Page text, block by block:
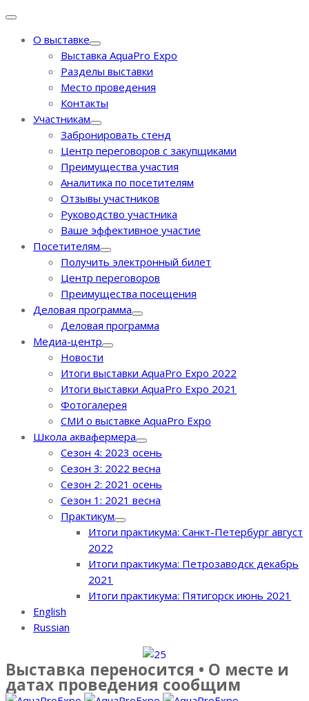
О выставке
Выставка AquaPro Expo
Разделы выставки
Место проведения
Контакты
Участникам
Забронировать стенд
Центр переговоров с закупщиками
Преимущества участия
Аналитика по посетителям
Отзывы участников
Руководство участника
Ваше эффективное участие
Посетителям
Получить электронный билет
Центр переговоров
Преимущества посещения
Деловая программа
Деловая программа
Медиа-центр
Новости
Итоги выставки AquaPro Expo 2022
Итоги выставки AquaPro Expo 2021
Фотогалерея
СМИ о выставке AquaPro Expo
Школа аквафермера
Сезон 4: 2023 осень
Сезон 3: 2022 весна
Сезон 2: 2021 осень
Сезон 1: 2021 весна
Практикум
Итоги практикума: Санкт-Петербург август
2022
Итоги практикума: Петрозаводск декабрь
2021
Итоги практикума: Пятигорск июнь 2021
English
Russian
Выставка переносится • О месте и
датах проведения сообщим